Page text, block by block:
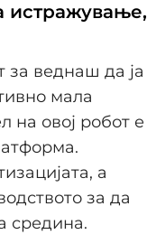
истражување,
веднаш да ја
мала
на овој робот е
а
за да
средина.